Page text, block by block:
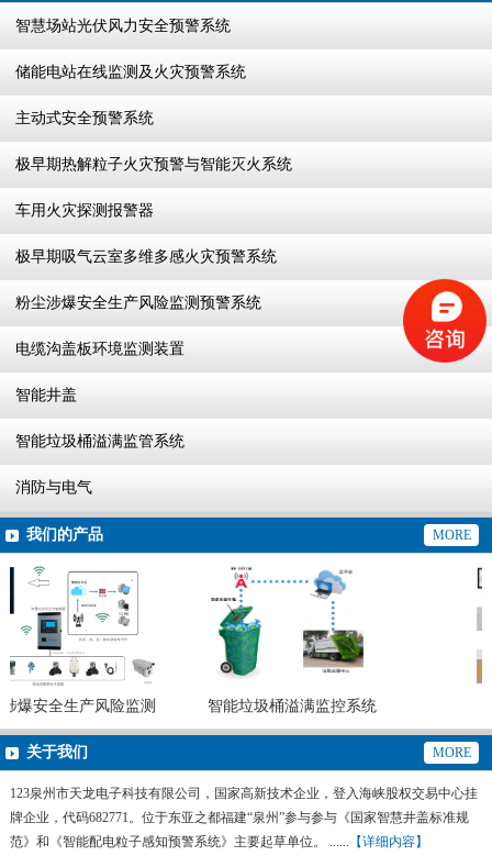
智慧场站光伏风力安全预警系统
储能电站在线监测及火灾预警系统
主动式安全预警系统
极早期热解粒子火灾预警与智能灭火系统
车用火灾探测报警器
极早期吸气云室多维多感火灾预警系统
粉尘涉爆安全生产风险监测预警系统
电缆沟盖板环境监测装置
智能井盖
智能垃圾桶溢满监管系统
消防与电气
我们的产品 MORE
爆安全生产风险监测
预警系统
智能垃圾桶溢满监控系统
关于我们 MORE
123泉州市天龙电子科技有限公司，国家高新技术企业，登入海峡股权交易中心挂
牌企业，代码682771。位于东亚之都福建“泉州”参与参与《国家智慧井盖标准规
范》和《智能配电粒子感知预警系统》主要起草单位。 ...... 【详细内容】